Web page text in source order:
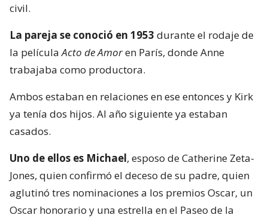
civil.
La pareja se conoció en 1953 durante el rodaje de
la películaActo de Amoren París, donde Anne
trabajaba como productora.
Ambos estaban en relaciones en ese entonces y Kirk
ya tenía dos hijos. Al año siguiente ya estaban
casados.
Uno de ellos es Michael, esposo de Catherine Zeta-
Jones, quien confirmó el deceso de su padre, quien
aglutinó tres nominaciones a los premios Oscar, un
Oscar honorario y una estrella en el Paseo de la